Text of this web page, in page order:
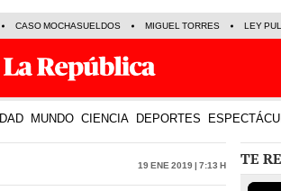
CASO MOCHASUELDOS MIGUEL TORRES LEY
MUNDO CIENCIA DEPORTES
19 Ene 2019 | 7:13 h TE